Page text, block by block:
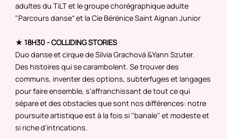
adultes du TiLT et le groupe chorégraphique adulte
"Parcours danse“ et la Cie Bérénice Saint Aignan Junior
★ 18H30 - COLLIDING STORIES
Duo danse et cirque de Silvia Grachová &Yann Szuter.
Des histoires qui se carambolent. Se trouver des
communs, inventer des options, subterfuges et langages
pour faire ensemble, s'affranchissant de tout ce qui
sépare et des obstacles que sont nos différences: notre
poursuite artistique est à la fois si ''banale'' et modeste et
si riche d'intrications.